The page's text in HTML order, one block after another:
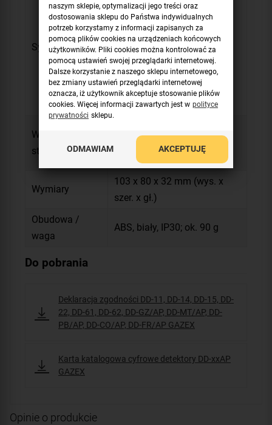
Sygnalizacja
(alarm), LED zielona
(zasilanie), LED żółta
(awaria);
Akustyczna: syrena
piezoceramiczna,
65dB/30cm, różne dźwięki
dla różnych progów
Wyjście
stykowe
przekaźnik bistabilny; max
2A/30V
Wymiary
103 x 80 x 32 mm (wys. x
szer. x gł.)
Obudowa /
waga
ABS, biały, IP30; ok. 90 g
Do pobrania
Deklaracja zgodności DD-11, DD-14, DD-15, DD-
22, DD-61, DD-62, DD-GZ/AP, DD-MT/AP, DD-
PB/AP, DD-CO/AP, DD-FR/AP GAZEX
Karta katalogowa cyfrowe detektory DD-xxAP
GAZEX
Opinie o produkcie
naszym sklepie, optymalizacji jego treści oraz
dostosowania sklepu do Państwa indywidualnych
potrzeb korzystamy z informacji zapisanych za
pomocą plików cookies na urządzeniach końcowych
użytkowników. Pliki cookies można kontrolować za
pomocą ustawień swojej przeglądarki internetowej.
Dalsze korzystanie z naszego sklepu internetowego,
bez zmiany ustawień przeglądarki internetowej
oznacza, iż użytkownik akceptuje stosowanie plików
cookies. Więcej informacji zawartych jest w polityce
prywatności sklepu.
ODMAWIAM AKCEPTUJĘ